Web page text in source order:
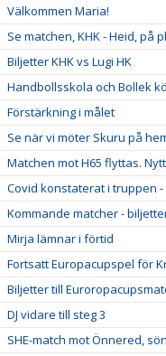
Välkommen Maria!
Se matchen, KHK - Heid, på
Biljetter KHK vs Lugi HK
Handbollsskola och Bollek
Förstärkning i målet
Se när vi möter Skuru på
Matchen mot H65 flyttas.
Covid konstaterat i truppen
Kommande matcher -
Mirja lämnar i förtid
Fortsatt Europacupspel för
Biljetter till
DJ vidare till steg 3
SHE-match mot Önnered,